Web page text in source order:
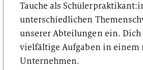
Tauche als
unterschiedlichen
unserer Abteilungen ein. Dich
vielfältige Aufgaben in einem
Unternehmen.